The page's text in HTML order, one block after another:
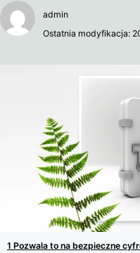
admin
Ostatnia modyfikacja:
Pozwala to na bezpieczne